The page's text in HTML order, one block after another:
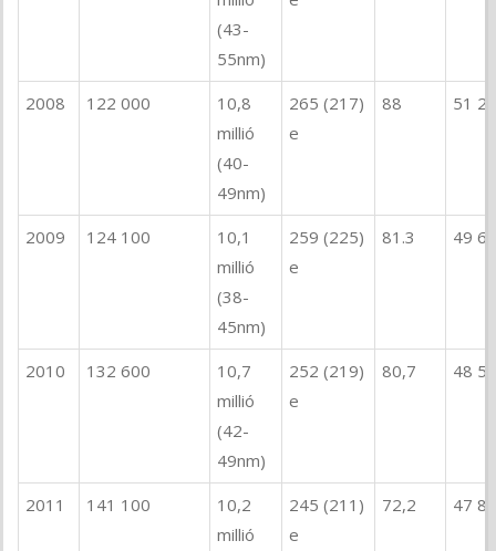
(43-
55nm)
2008 122 000
10,8
millió
(40-
49nm)
265 (217)
e
88 51
2009 124 100
10,1
millió
(38-
45nm)
259 (225)
e
81.3 49
2010 132 600
10,7
millió
(42-
49nm)
252 (219)
e
80,7 48
2011 141 100
10,2
millió
245 (211)
e
72,2 47